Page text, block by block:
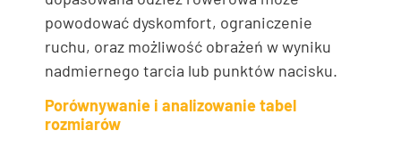
powodować dyskomfort, ograniczenie
ruchu, oraz możliwość obrażeń w wyniku
nadmiernego tarcia lub punktów nacisku.
Porównywanie i analizowanie tabel
rozmiarów